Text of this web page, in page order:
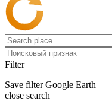
Filter
Save filter Google Earth
close search